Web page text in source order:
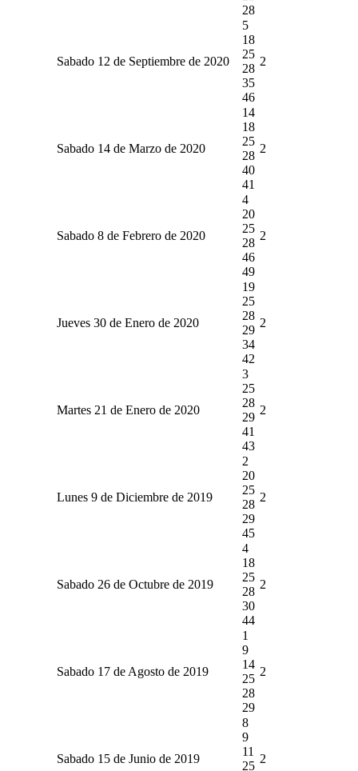
28
Sabado 12 de Septiembre de 2020
5
18
25
28
35
46
2
Sabado 14 de Marzo de 2020
14
18
25
28
40
41
2
Sabado 8 de Febrero de 2020
4
20
25
28
46
49
2
Jueves 30 de Enero de 2020
19
25
28
29
34
42
2
Martes 21 de Enero de 2020
3
25
28
29
41
43
2
Lunes 9 de Diciembre de 2019
2
20
25
28
29
45
2
Sabado 26 de Octubre de 2019
4
18
25
28
30
44
2
Sabado 17 de Agosto de 2019
1
9
14
25
28
29
2
Sabado 15 de Junio de 2019
8
9
11
25
2